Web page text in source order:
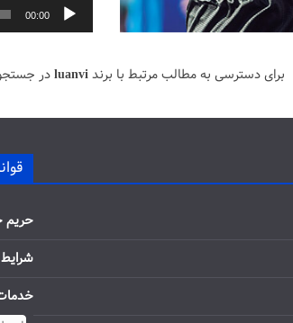
00:00
برای دسترسی به مطالب مرتبط با برندluanviدر